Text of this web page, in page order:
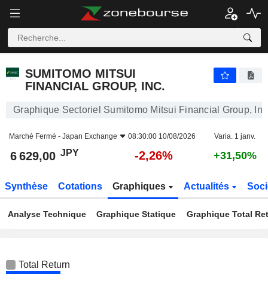
SUMITOMO MITSUI
FINANCIAL GROUP, INC.
Graphique Sectoriel Sumitomo Mitsui Financial Group,
Marché Fermé - Japan Exchange 08:30:00 10/08/2026 Varia. 1 janv.
6 629,00 JPY -2,26% +31,50%
Synthèse Cotations Graphiques Actualités
Analyse Technique Graphique Statique Graphique Total
Total Return